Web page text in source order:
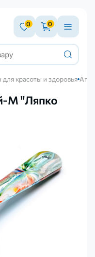
0 0
для красоты и здоровья
М "Ляпко